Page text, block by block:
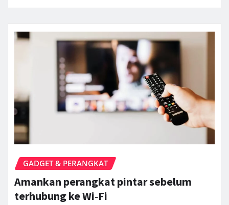
GADGET & PERANGKAT
Amankan perangkat pintar sebelum
terhubung ke Wi‑Fi